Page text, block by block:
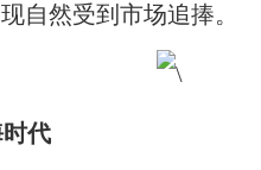
自然受到市场追捧。
代